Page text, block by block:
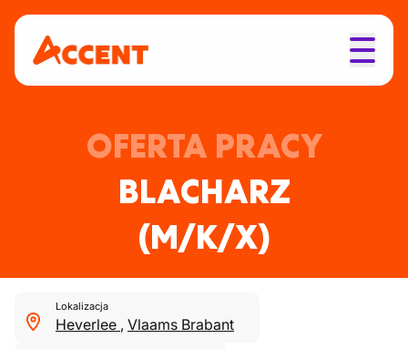
OFERTA PRACY
BLACHARZ
(M/K/X)
Lokalizacja
Heverlee , Vlaams Brabant